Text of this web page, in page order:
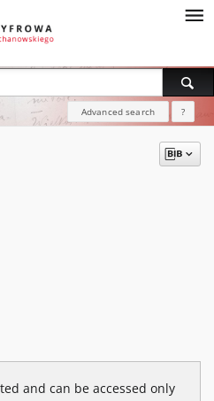
Advanced search ?
and can be accessed only